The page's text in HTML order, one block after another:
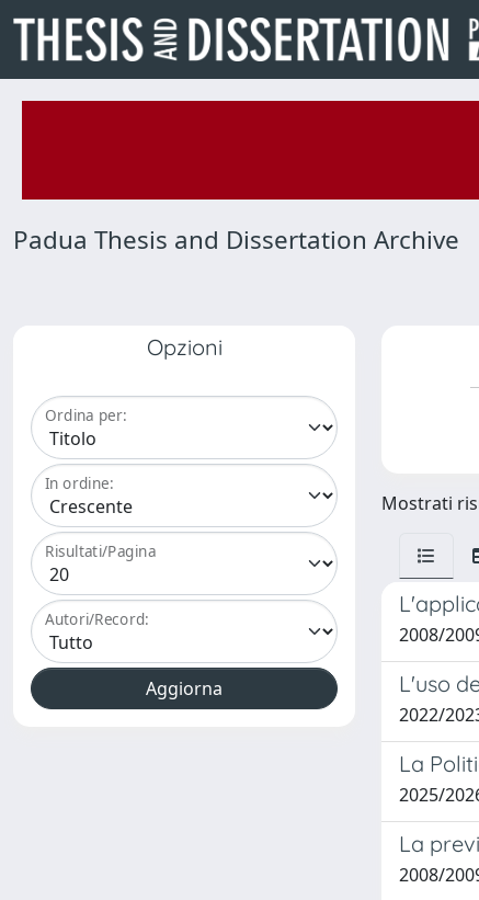
Padua Thesis and Dissertation Archive
Opzioni
Ordina per:
In ordine:
Risultati/Pagina
Autori/Record:
Mostrati
2008/
L'uso
2022/
La
2025/
La
2008/